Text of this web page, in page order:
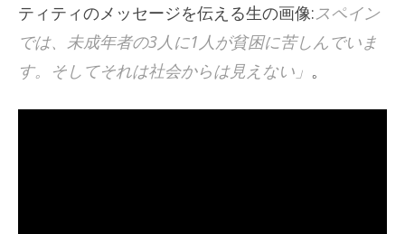
ティティのメッセージを伝える生の画像: スペイン
では、未成年者の3人に1人が貧困に苦しんでいま
す。そしてそれは社会からは見えない」 。